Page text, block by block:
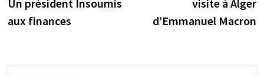
de
Un président Insoumis
aux finances
visite à Alger
d’Emmanuel Macron